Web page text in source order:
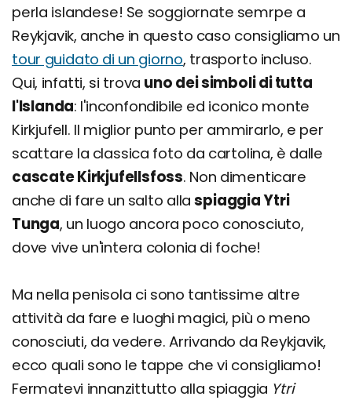
perla islandese! Se soggiornate semrpe a
Reykjavik, anche in questo caso consigliamo un
tour guidato di un giorno, trasporto incluso.
Qui, infatti, si trova uno dei simboli di tutta
l'Islanda: l'inconfondibile ed iconico monte
Kirkjufell. Il miglior punto per ammirarlo, e per
scattare la classica foto da cartolina, è dalle
cascate Kirkjufellsfoss. Non dimenticare
anche di fare un salto allaspiaggia Ytri
Tunga, un luogo ancora poco conosciuto,
dove vive un'intera colonia di foche!
Ma nella penisola ci sono tantissime altre
attività da fare e luoghi magici, più o meno
conosciuti, da vedere. Arrivando da Reykjavik,
ecco quali sono le tappe che vi consigliamo!
Fermatevi innanzittutto alla spiaggia Ytri